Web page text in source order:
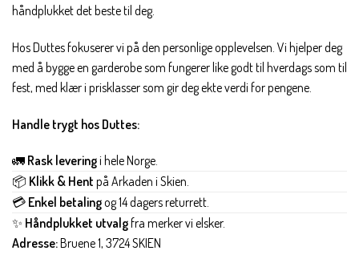
håndplukket det beste til deg.
Hos Duttes fokuserer vi på den personlige opplevelsen. Vi hjelper deg
med å bygge en garderobe som fungerer like godt til hverdags som til
fest, med klær i prisklasser som gir deg ekte verdi for pengene.
Handle trygt hos Duttes:
🚛 Rask leveringi hele Norge.
📦 Klikk & Hent på Arkaden i Skien.
💳 Enkel betalingog 14 dagers returrett.
✨ Håndplukket utvalgfra merker vi elsker.
Adresse:Bruene 1, 3724 SKIEN